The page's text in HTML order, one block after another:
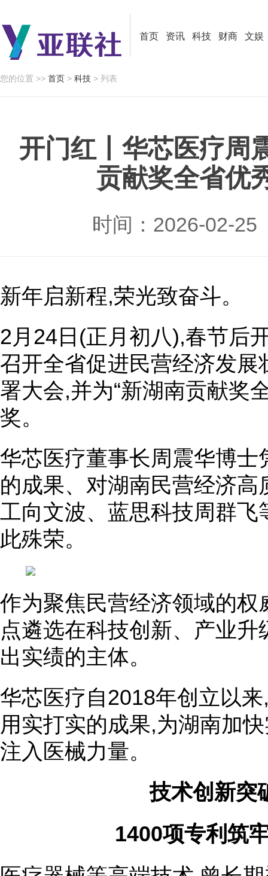
首页 资讯 科技 财商 文娱
您的位置 >> 首页 > 科技 > 列表
开门红丨华芯医疗周
贡献奖全省优
时间：2026-02-
新年启新程,荣光致奋斗。
2月24日(正月初八),春节后
召开全省促进民营经济发
署大会,并为“新湖南贡献奖
奖。
华芯医疗董事长周震华博
的成果、对湖南民营经济
工向文波、蓝思科技周群
此殊荣。
作为聚焦民营经济领域的权
点遴选在科技创新、产业
出实绩的主体。
华芯医疗自2018年创立以
用实打实的成果,为湖南加
注入医械力量。
技术创新突
1400项专利筑